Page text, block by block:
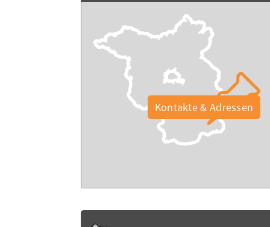
Kontakte & Adressen